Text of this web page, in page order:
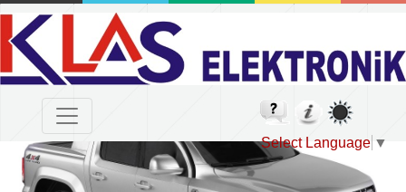
Select Language ▼